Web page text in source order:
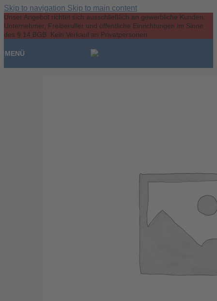
Skip to navigation Skip to main content
Unser Angebot richtet sich ausschließlich an gewerbliche Kunden,
Unternehmer, Freiberufler und öffentliche Einrichtungen im Sinne
des § 14 BGB. Kein Verkauf an Privatpersonen.
MENÜ